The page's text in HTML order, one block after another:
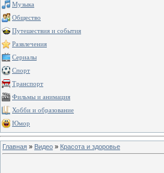
Музыка
Общество
Путешествия и события
Развлечения
Сериалы
Спорт
Транспорт
Фильмы и анимация
Хобби и образование
Юмор
Главная » Видео » Красота и здоровье